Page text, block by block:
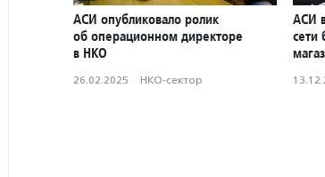
АСИ опубликовало ролик
об операционном директоре
в НКО
26.02.2025 · НКО-сектор
АСИ
сети